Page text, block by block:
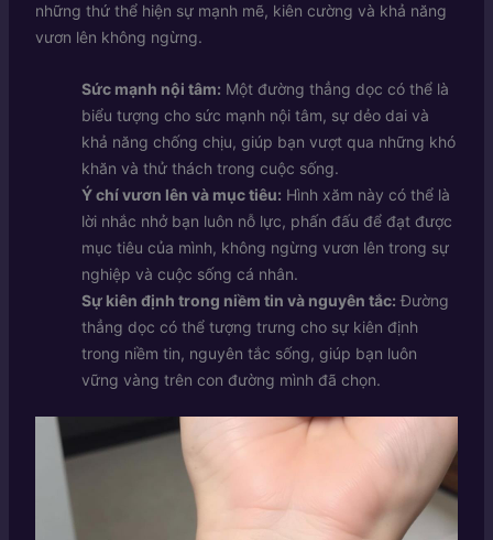
những thứ thể hiện sự mạnh mẽ, kiên cường và khả năng
vươn lên không ngừng.
Sức mạnh nội tâm: Một đường thẳng dọc có thể là
biểu tượng cho sức mạnh nội tâm, sự dẻo dai và
khả năng chống chịu, giúp bạn vượt qua những khó
khăn và thử thách trong cuộc sống.
Ý chí vươn lên và mục tiêu: Hình xăm này có thể là
lời nhắc nhở bạn luôn nỗ lực, phấn đấu để đạt được
mục tiêu của mình, không ngừng vươn lên trong sự
nghiệp và cuộc sống cá nhân.
Sự kiên định trong niềm tin và nguyên tắc: Đường
thẳng dọc có thể tượng trưng cho sự kiên định
trong niềm tin, nguyên tắc sống, giúp bạn luôn
vững vàng trên con đường mình đã chọn.